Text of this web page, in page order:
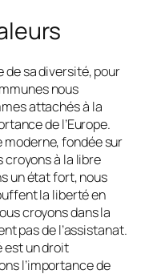
de sa diversité, pour
nous
attachés à la
de l’Europe.
moderne, fondée sur
à la libre
un état fort, nous
la liberté en
croyons dans la
pas de l’assistanat.
est un droit
l’importance de